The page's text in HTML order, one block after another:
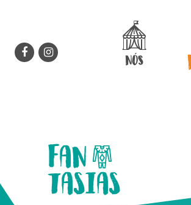
Patuscada Fantasias -
NÓS
FANTASIAS